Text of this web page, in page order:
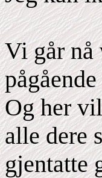
Vi går nå
Og her
alle dere
gjentatte